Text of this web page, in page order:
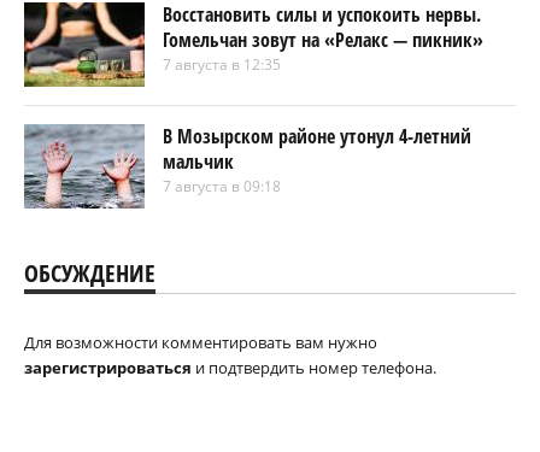
Восстановить силы и успокоить нервы.
Гомельчан зовут на «Релакс — пикник»
7 августа в 12:35
В Мозырском районе утонул 4-летний
мальчик
7 августа в 09:18
ОБСУЖДЕНИЕ
Для возможности комментировать вам нужно
зарегистрироваться и подтвердить номер телефона.